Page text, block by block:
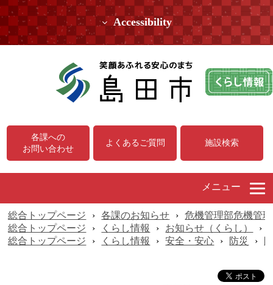
Accessibility
各課への
お問い合わせ
よくあるご質問 施設検索
メニュー
総合トップページ › 各課のお知らせ ›
危機管理部危機管
総合トップページ
› くらし情報 › お知らせ（くらし） ›
総合トップページ
› くらし情報 › 安全・安心 › 防災 ›